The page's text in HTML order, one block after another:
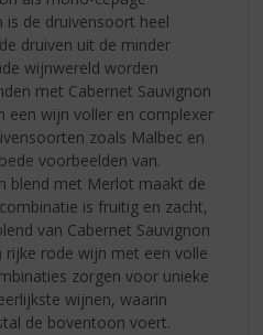
is de druivensoort heel
druiven uit de minder
wijnwereld worden
met Cabernet Sauvignon
een wijn voller en complexer
zoals Malbec en
voorbeelden van.
blend met Merlot maakt de
is fruitig en zacht,
van Cabernet Sauvignon
rode wijn met een volle
zorgen voor unieke
wijnen, waarin
de boventoon voert.